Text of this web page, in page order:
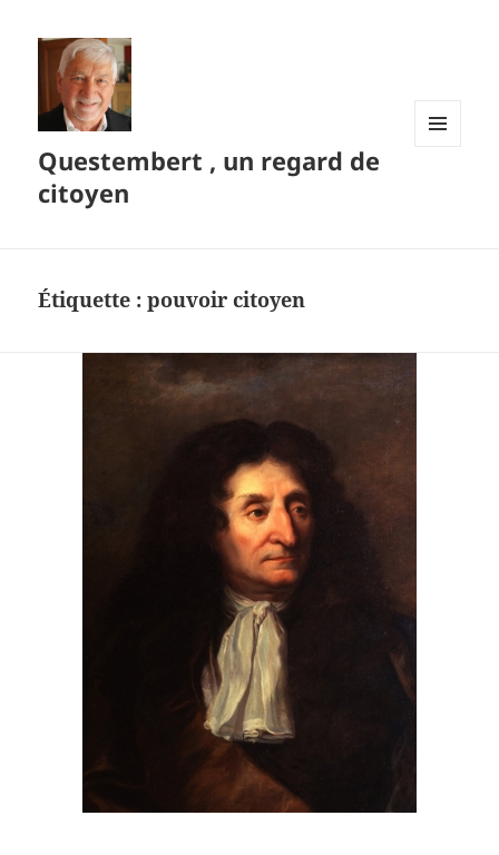
Questembert , un regard de
citoyen
Étiquette :pouvoir citoyen